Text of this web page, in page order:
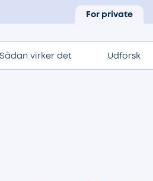
For private
Sådan virker det Udforsk